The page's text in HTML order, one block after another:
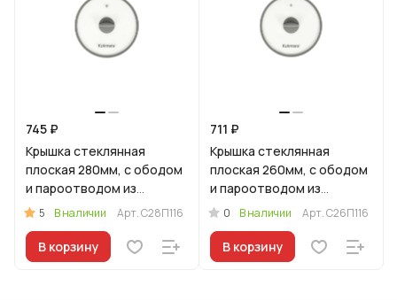
745 ₽
Крышка стеклянная
плоская 280мм, с ободом
и пароотводом из
силикона и бакелитовой
ручкой софт-тач цв
5 В наличии Арт.С28П116
В корзину
711 ₽
Крышка стеклянная
плоская 260мм, с ободом
и пароотводом из
силикона и бакелитовой
ручкой соф-тач цв
0 В наличии Арт.С26П116
В корзину